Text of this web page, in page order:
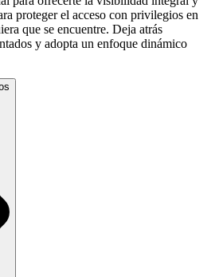
proteger el acceso con privilegios en
que se encuentre. Deja atrás
y adopta un enfoque dinámico